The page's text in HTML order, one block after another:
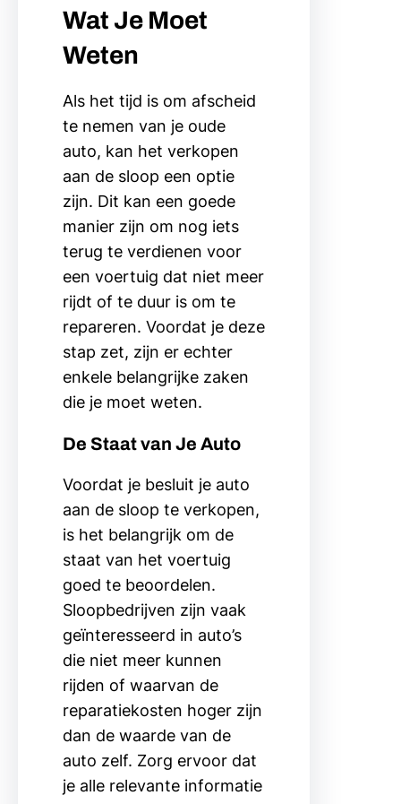
Wat Je Moet
Weten
Als het tijd is om afscheid
te nemen van je oude
auto, kan het verkopen
aan de sloop een optie
zijn. Dit kan een goede
manier zijn om nog iets
terug te verdienen voor
een voertuig dat niet meer
rijdt of te duur is om te
repareren. Voordat je deze
stap zet, zijn er echter
enkele belangrijke zaken
die je moet weten.
De Staat van Je Auto
Voordat je besluit je auto
aan de sloop te verkopen,
is het belangrijk om de
staat van het voertuig
goed te beoordelen.
Sloopbedrijven zijn vaak
geïnteresseerd in auto’s
die niet meer kunnen
rijden of waarvan de
reparatiekosten hoger zijn
dan de waarde van de
auto zelf. Zorg ervoor dat
je alle relevante informatie